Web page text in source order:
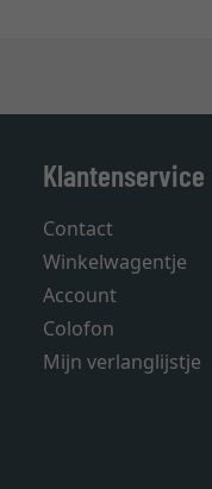
Klantenservice
Contact
Winkelwagentje
Account
Colofon
Mijn verlanglijstje